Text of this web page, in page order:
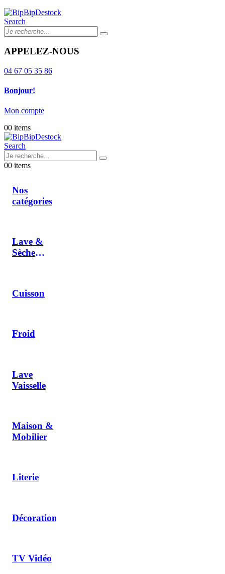
Search
APPELEZ-NOUS
04 67 05 35 86
Bonjour!
Mon compte
00 items
Search
00 items
Nos
catégories
Lave &
Sèche
Cuisson
Froid
Lave
Vaisselle
Maison &
Mobilier
Literie
Décoration
TV Vidéo